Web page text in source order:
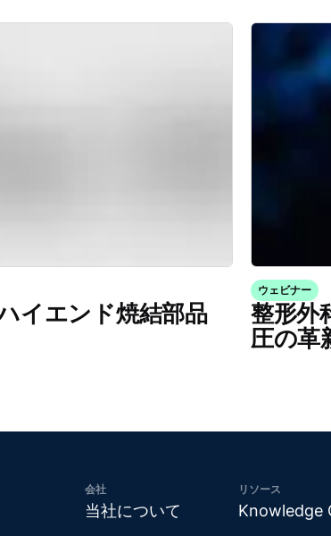
イエンド焼結部品
ウェビナー
整形外
圧の革
会社
当社について
リソース
Knowledge